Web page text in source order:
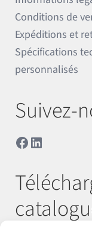
Conditions de
Expéditions et
Spécifications
personnalisés
Suivez-
Facebook
LinkedIn